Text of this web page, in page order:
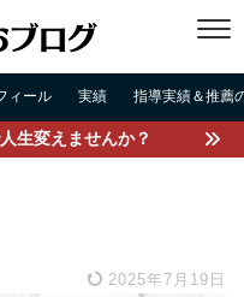
ィール 実績 指導実績＆推薦
生変えませんか？
2025年7月19日